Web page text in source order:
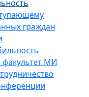
граждан
МИ